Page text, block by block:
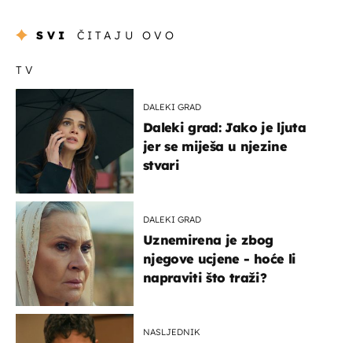
SVI ČITAJU OVO
TV
DALEKI GRAD
Daleki grad: Jako je ljuta
jer se miješa u njezine
stvari
DALEKI GRAD
Uznemirena je zbog
njegove ucjene - hoće li
napraviti što traži?
NASLJEDNIK